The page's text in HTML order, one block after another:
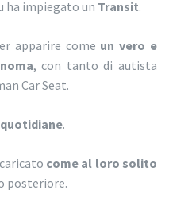
ha impiegato un Transit.
apparire come un vero e
, con tanto di autista
Car Seat.
.
come al loro solito
posteriore.